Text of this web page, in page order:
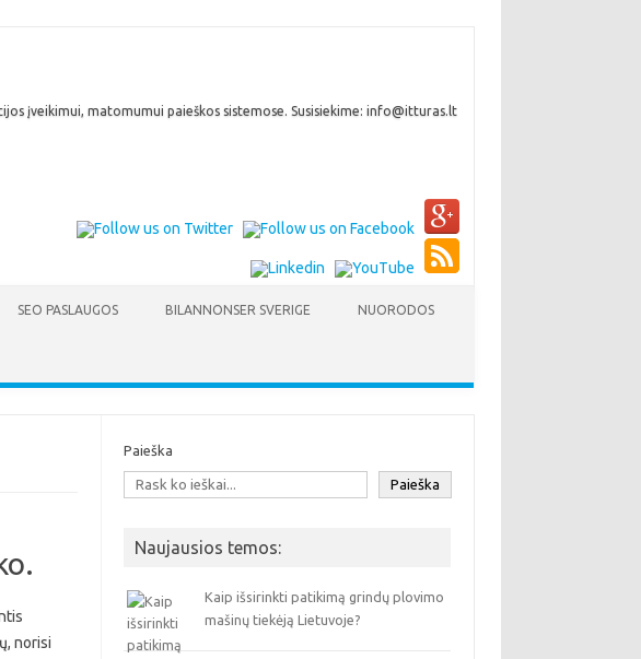
įveikimui, matomumui paieškos sistemose. Susisiekime: info@itturas.lt
SEO PASLAUGOS BILANNONSER SVERIGE NUORODOS
norisi
Paieška
Paieška
Naujausios temos:
Kaip išsirinkti patikimą grindų plovimo
mašinų tiekėją Lietuvoje?